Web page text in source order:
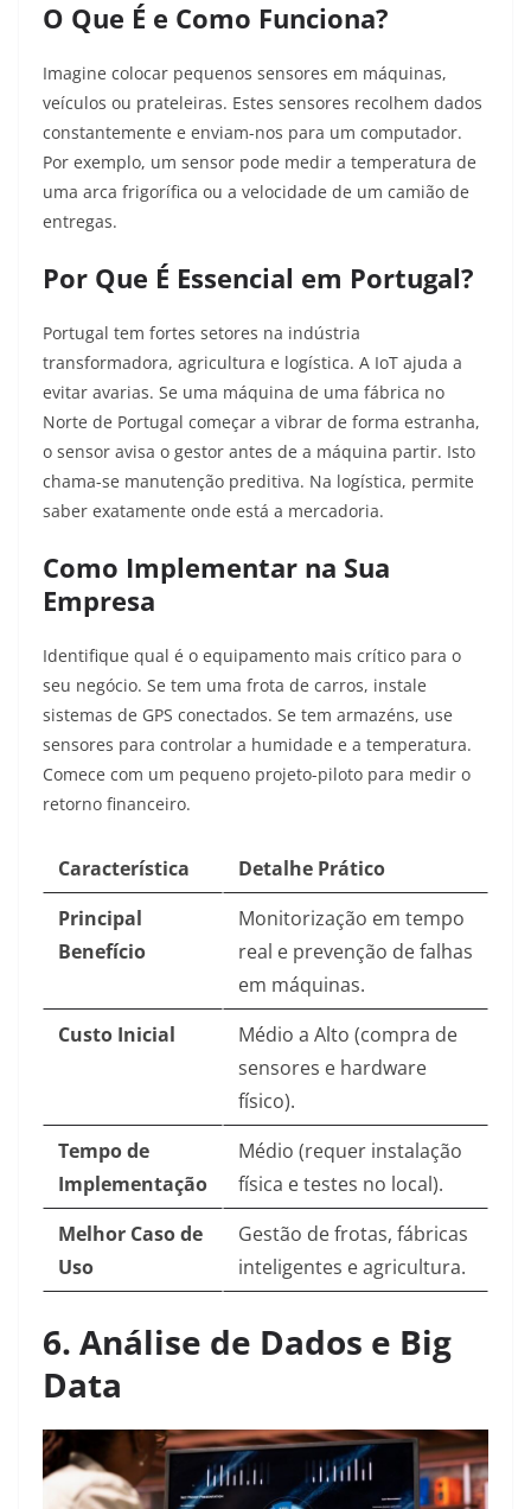
O Que É e Como Funciona?
Imagine colocar pequenos sensores em máquinas,
veículos ou prateleiras. Estes sensores recolhem dados
constantemente e enviam-nos para um computador.
Por exemplo, um sensor pode medir a temperatura de
uma arca frigorífica ou a velocidade de um camião de
entregas.
Por Que É Essencial em Portugal?
Portugal tem fortes setores na indústria
transformadora, agricultura e logística. A IoT ajuda a
evitar avarias. Se uma máquina de uma fábrica no
Norte de Portugal começar a vibrar de forma estranha,
o sensor avisa o gestor antes de a máquina partir. Isto
chama-se manutenção preditiva. Na logística, permite
saber exatamente onde está a mercadoria.
Como Implementar na Sua
Empresa
Identifique qual é o equipamento mais crítico para o
seu negócio. Se tem uma frota de carros, instale
sistemas de GPS conectados. Se tem armazéns, use
sensores para controlar a humidade e a temperatura.
Comece com um pequeno projeto-piloto para medir o
retorno financeiro.
Característica
Detalhe Prático
Principal
Benefício
Monitorização em tempo
real e prevenção de falhas
em máquinas.
Custo Inicial
Médio a Alto (compra de
sensores e hardware
físico).
Tempo de
Implementação
Médio (requer instalação
física e testes no local).
Melhor Caso de
Uso
Gestão de frotas, fábricas
inteligentes e agricultura.
6. Análise de Dados e Big
Data